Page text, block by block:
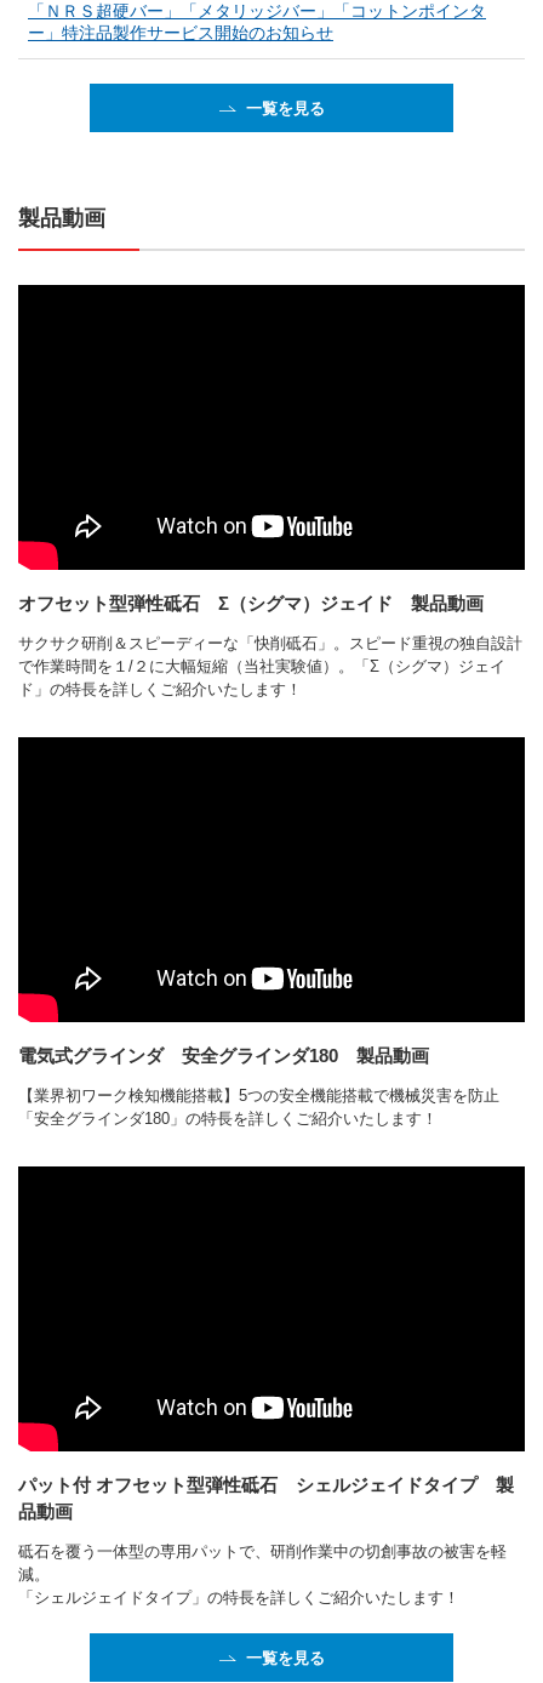
「ＮＲＳ超硬バー」「メタリッジバー」「コットンポインタ
ー」特注品製作サービス開始のお知らせ
一覧を見る
製品動画
オフセット型弾性砥石 Σ（シグマ）ジェイド 製品動画
サクサク研削＆スピーディーな「快削砥石」。スピード重視の独⾃設計
で作業時間を１/２に⼤幅短縮（当社実験値）。「Σ（シグマ）ジェイ
ド」の特長を詳しくご紹介いたします！
電気式グラインダ 安全グラインダ180 製品動画
【業界初ワーク検知機能搭載】5つの安全機能搭載で機械災害を防止
「安全グラインダ180」の特長を詳しくご紹介いたします！
パット付 オフセット型弾性砥石 シェルジェイドタイプ 製
品動画
砥石を覆う一体型の専用パットで、研削作業中の切創事故の被害を軽
減。
「シェルジェイドタイプ」の特長を詳しくご紹介いたします！
一覧を見る